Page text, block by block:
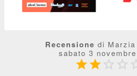
Recensione di
sabato 3
  